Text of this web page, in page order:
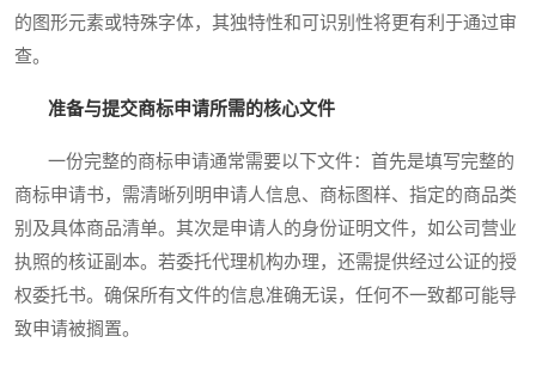
的图形元素或特殊字体，其独特性和可识别性将更有利于通过审
查。
准备与提交商标申请所需的核心文件
一份完整的商标申请通常需要以下文件：首先是填写完整的
商标申请书，需清晰列明申请人信息、商标图样、指定的商品类
别及具体商品清单。其次是申请人的身份证明文件，如公司营业
执照的核证副本。若委托代理机构办理，还需提供经过公证的授
权委托书。确保所有文件的信息准确无误，任何不一致都可能导
致申请被搁置。